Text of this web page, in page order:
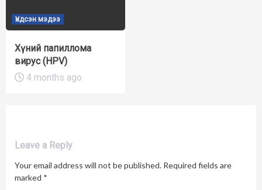
Үндсэн мэдээ
Хүний папиллома
вирус (HPV)
4 months ago
Leave a Reply
Your email address will not be published. Required fields are
marked *